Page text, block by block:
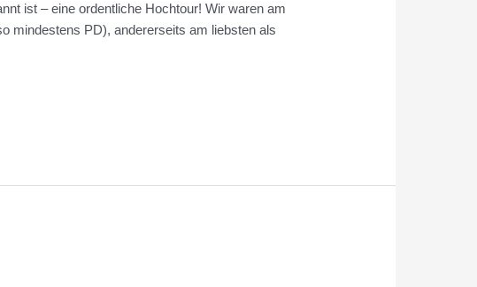
ist – eine ordentliche Hochtour! Wir waren am
mindestens PD), andererseits am liebsten als